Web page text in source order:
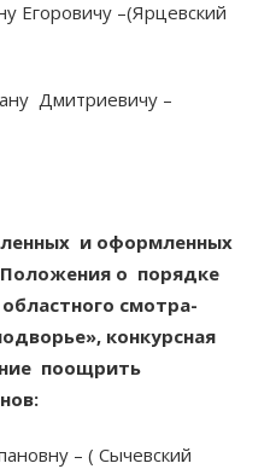
Егоровичу –(Ярцевский
Дмитриевичу –
и оформленных
о порядке
смотра-
конкурсная
поощрить
– ( Сычевский